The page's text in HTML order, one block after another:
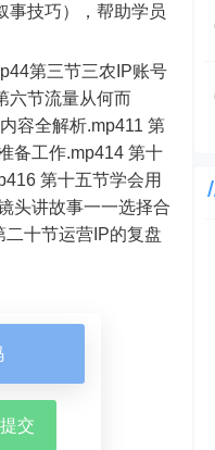
事技巧），帮助学员
第三节三农IP账号
六节流量从何而
容全解析.mp411 第
备工作.mp414 第十
第十五节学会用
头讲故事一一选择合
十节运营IP的复盘